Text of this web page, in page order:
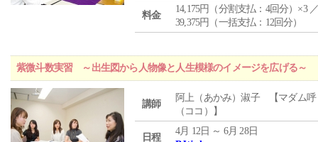
料金
14,175円（分割支払：4回分）×3
39,375円（一括支払：12回分）
紫微斗数実習 ～出生図から人物像と人生模様のイメージを広げる～
講師
阿上（あかみ）淑子 【マダム呼
（ココ）】
日程
4月 12日 ～ 6月 28日